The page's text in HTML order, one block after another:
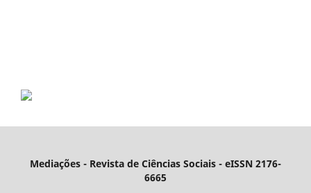
Mediações - Revista de Ciências Sociais - eISSN 2176-
6665